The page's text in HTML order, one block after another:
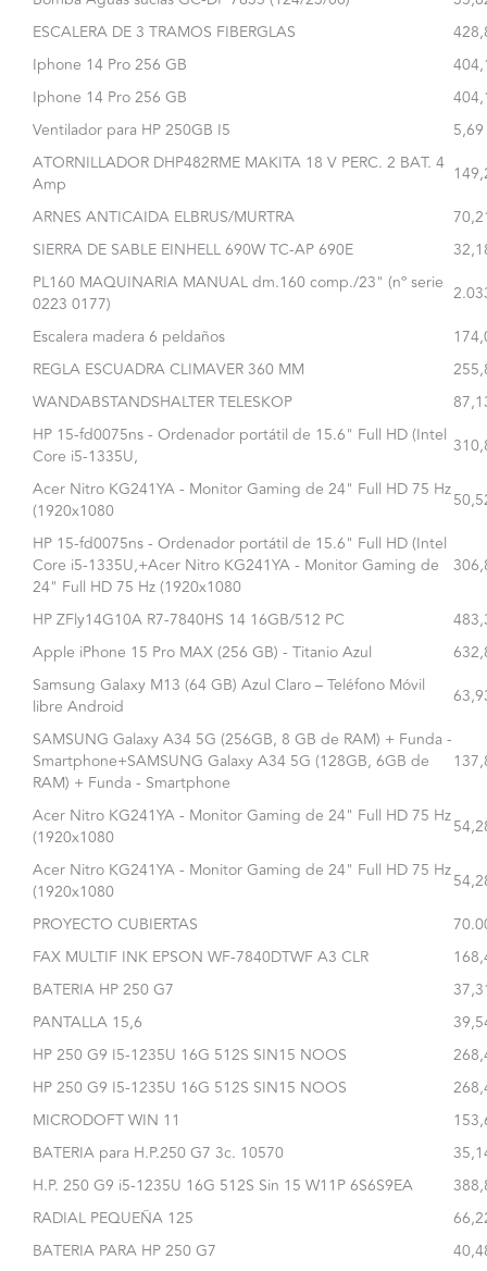
ESCALERA DE 3 TRAMOS FIBERGLAS
Iphone 14 Pro 256 GB
Iphone 14 Pro 256 GB
Ventilador para HP 250GB I5
5,69
ATORNILLADOR DHP482RME MAKITA 18 V PERC. 2 BAT. 4
Amp
ARNES ANTICAIDA ELBRUS/MURTRA
SIERRA DE SABLE EINHELL 690W TC-AP 690E
PL160 MAQUINARIA MANUAL dm.160 comp./23" (nº serie
0223 0177)
Escalera madera 6 peldaños
REGLA ESCUADRA CLIMAVER 360 MM
WANDABSTANDSHALTER TELESKOP
HP 15-fd0075ns - Ordenador portátil de 15.6" Full HD (Intel
Core i5-1335U,
Acer Nitro KG241YA - Monitor Gaming de 24" Full HD 75 Hz
(1920x1080
HP 15-fd0075ns - Ordenador portátil de 15.6" Full HD (Intel
Core i5-1335U,+Acer Nitro KG241YA - Monitor Gaming de
24" Full HD 75 Hz (1920x1080
HP ZFly14G10A R7-7840HS 14 16GB/512 PC
Apple iPhone 15 Pro MAX (256 GB) - Titanio Azul
Samsung Galaxy M13 (64 GB) Azul Claro – Teléfono Móvil
libre Android
SAMSUNG Galaxy A34 5G (256GB, 8 GB de RAM) + Funda -
Smartphone+SAMSUNG Galaxy A34 5G (128GB, 6GB de
RAM) + Funda - Smartphone
Acer Nitro KG241YA - Monitor Gaming de 24" Full HD 75 Hz
(1920x1080
Acer Nitro KG241YA - Monitor Gaming de 24" Full HD 75 Hz
(1920x1080
PROYECTO CUBIERTAS
FAX MULTIF INK EPSON WF-7840DTWF A3 CLR
BATERIA HP 250 G7
PANTALLA 15,6
HP 250 G9 I5-1235U 16G 512S SIN15 NOOS
HP 250 G9 I5-1235U 16G 512S SIN15 NOOS
MICRODOFT WIN 11
BATERIA para H.P.250 G7 3c. 10570
H.P. 250 G9 i5-1235U 16G 512S Sin 15 W11P 6S6S9EA
RADIAL PEQUEÑA 125
BATERIA PARA HP 250 G7